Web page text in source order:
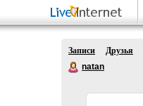
Записи Друзья
natan